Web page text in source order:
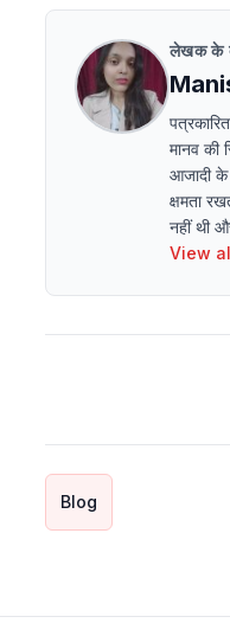
लेखक के
मानव की
आजादी के
क्षमता
नहीं थी
View
Blog